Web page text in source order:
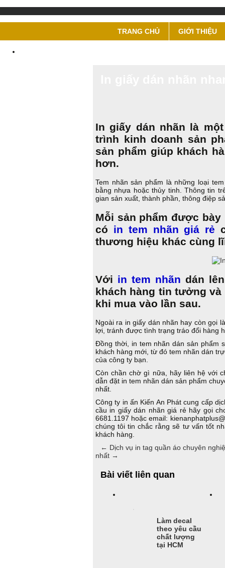
TRANG CHỦ GIỚI THIỆU
In giấy dán nhãn là
trình kinh doanh sản
sản phẩm giúp khách
hơn.
Tem nhãn sản phẩm là những loại
bằng nhựa hoặc thủy tinh. Thông tin
gian sản xuất, thành phần, thông điệp
Mỗi sản phẩm được
có in tem nhãn giá rẻ
thương hiệu khác cùng
Với in tem nhãn dán
khách hàng tin tưởng
khi mua vào lần sau.
Ngoài ra in giấy dán nhãn hay còn gọi
lợi, tránh được tình trạng tráo đổi hàng
Đồng thời, in tem nhãn dán sản phẩm
khách hàng mới, từ đó tem nhãn dán
của công ty bạn.
Còn chần chờ gì nữa, hãy liên hệ với
dẫn đặt in tem nhãn dán sản phẩm
nhất.
Công ty in ấn Kiến An Phát cung cấp
cầu in giấy dán nhãn giá rẻ hãy gọi
6681.1197 hoặc email:
chúng tôi tin chắc rằng sẽ tư vấn tốt
khách hàng.
← Dịch vụ in tag quần áo chuyên
nhất →
Bài viết liên quan
Làm decal
theo yêu cầu
chất lượng
tại HCM